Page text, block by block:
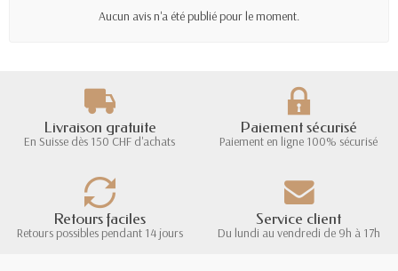
Aucun avis n'a été publié pour le moment.
Livraison gratuite
En Suisse dès 150 CHF d'achats
Paiement sécurisé
Paiement en ligne 100% sécurisé
Retours faciles
Retours possibles pendant 14 jours
Service client
Du lundi au vendredi de 9h à 17h